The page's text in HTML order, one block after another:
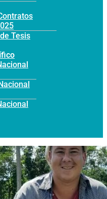
Tesis